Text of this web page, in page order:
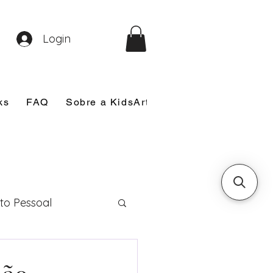
FAQ Sobre a KidsArt
Login
Pessoal